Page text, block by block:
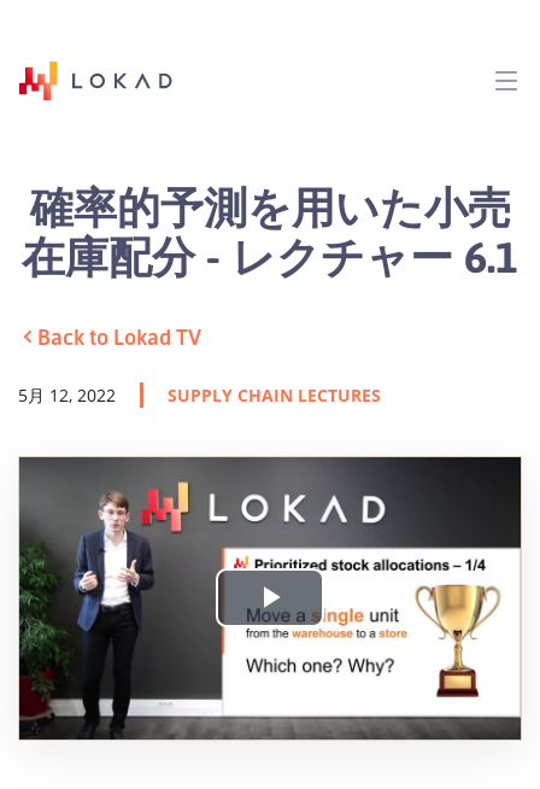
確率的予測を用いた小売
在庫配分 - レクチャー 6.1
Back to Lokad TV
5月 12, 2022 SUPPLY CHAIN LECTURES
Play
Video